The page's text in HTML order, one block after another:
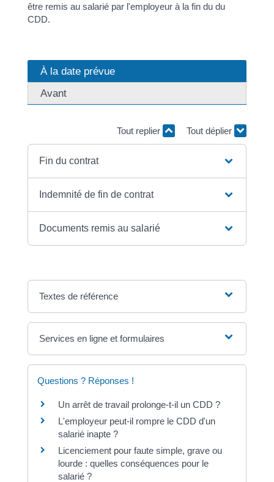
être remis au salarié par l'employeur à la fin du du
CDD.
À la date prévue
Avant
Tout replier Tout déplier
Fin du contrat
Indemnité de fin de contrat
Documents remis au salarié
Textes de référence
Services en ligne et formulaires
Questions ? Réponses !
Un arrêt de travail prolonge-t-il un CDD ?
L'employeur peut-il rompre le CDD d'un
salarié inapte ?
Licenciement pour faute simple, grave ou
lourde : quelles conséquences pour le
salarié ?